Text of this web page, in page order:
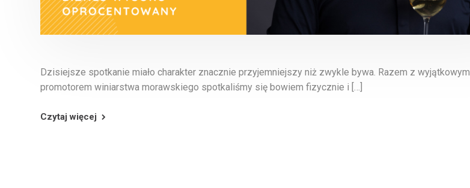
Dzisiejsze spotkanie miało charakter znacznie przyjemniejszy niż zwykle bywa. Razem z wyjątkowym
promotorem winiarstwa morawskiego spotkaliśmy się bowiem fizycznie i […]
Czytaj więcej